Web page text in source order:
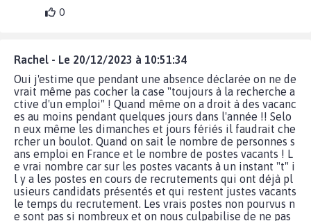
0
Rachel - Le 20/12/2023 à 10:51:34
Oui j'estime que pendant une absence déclarée on ne de
vrait même pas cocher la case "toujours à la recherche a
ctive d'un emploi" ! Quand même on a droit à des vacanc
es au moins pendant quelques jours dans l'année !! Selo
n eux même les dimanches et jours fériés il faudrait che
rcher un boulot. Quand on sait le nombre de personnes s
ans emploi en France et le nombre de postes vacants ! L
e vrai nombre car sur les postes vacants à un instant "t" i
l y a les postes en cours de recrutements qui ont déjà pl
usieurs candidats présentés et qui restent justes vacants
le temps du recrutement. Les vrais postes non pourvus n
e sont pas si nombreux et on nous culpabilise de ne pas